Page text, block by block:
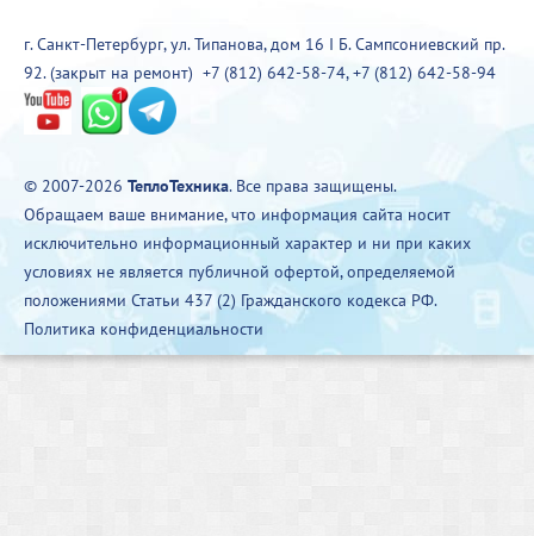
г. Санкт-Петербург, ул. Типанова, дом 16 I Б. Сампсониевский пр.
92. (закрыт на ремонт) +7 (812) 642-58-74,+7 (812) 642-58-94
© 2007-2026 ТеплоТехника. Все права защищены.
Обращаем ваше внимание, что информация сайта носит
исключительно информационный характер и ни при каких
условиях не является публичной офертой, определяемой
положениями Статьи 437 (2) Гражданского кодекса РФ.
Политика конфиденциальности